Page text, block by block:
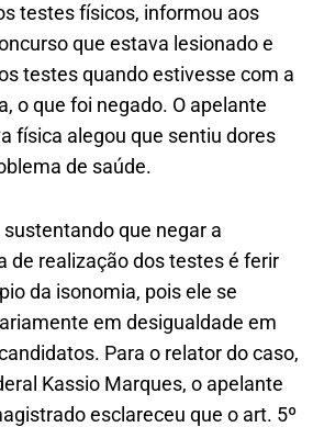
testes físicos, informou aos
que estava lesionado e
testes quando estivesse com a
o que foi negado. O apelante
física alegou que sentiu dores
de saúde.
que negar a
de realização dos testes é ferir
da isonomia, pois ele se
em desigualdade em
Para o relator do caso,
Kassio Marques, o apelante
esclareceu que o art. 5º